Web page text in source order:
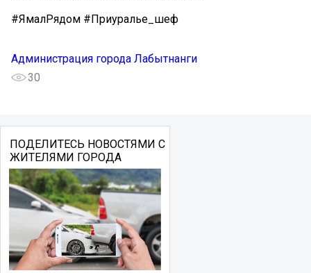
#ЯмалРядом #Приуралье_шеф
Администрация города Лабытнанги
30
ПОДЕЛИТЕСЬ НОВОСТЯМИ С
ЖИТЕЛЯМИ ГОРОДА